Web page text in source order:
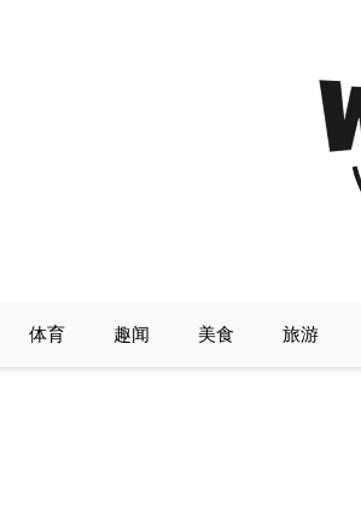
体育 趣闻 美食 旅游